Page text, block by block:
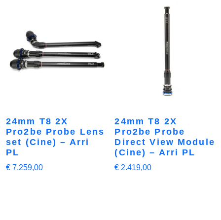
24mm T8 2X
Pro2be Probe Lens
set (Cine) – Arri
PL
€ 7.259,00
24mm T8 2X
Pro2be Probe
Direct View Module
(Cine) – Arri PL
€ 2.419,00